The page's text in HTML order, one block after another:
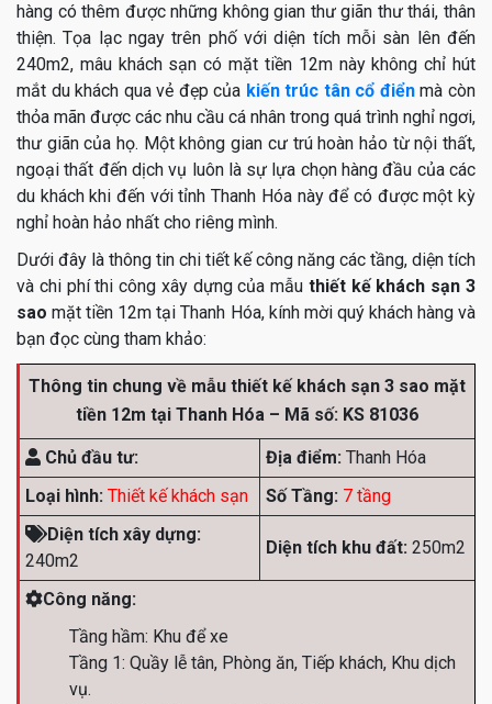
hàng có thêm được những không gian thư giãn thư thái, thân
thiện. Tọa lạc ngay trên phố với diện tích mỗi sàn lên đến
240m2, mâu khách sạn có mặt tiền 12m này không chỉ hút
mắt du khách qua vẻ đẹp của kiến trúc tân cổ điểnmà còn
thỏa mãn được các nhu cầu cá nhân trong quá trình nghỉ ngơi,
thư giãn của họ. Một không gian cư trú hoàn hảo từ nội thất,
ngoại thất đến dịch vụ luôn là sự lựa chọn hàng đầu của các
du khách khi đến với tỉnh Thanh Hóa này để có được một kỳ
nghỉ hoàn hảo nhất cho riêng mình.
Dưới đây là thông tin chi tiết kế công năng các tầng, diện tích
và chi phí thi công xây dựng của mẫu thiết kế khách sạn 3
sao mặt tiền 12m tại Thanh Hóa, kính mời quý khách hàng và
bạn đọc cùng tham khảo:
Thông tin chung về mẫu thiết kế khách sạn 3 sao mặt
tiền 12m tại Thanh Hóa – Mã số: KS 81036
Chủ đầu tư: Địa điểm: Thanh Hóa
Loại hình: Thiết kế khách sạn Số Tầng: 7 tầng
Diện tích xây dựng:
240m2
Diện tích khu đất: 250m2
Công năng:
Tầng hầm: Khu để xe
Tầng 1: Quầy lễ tân, Phòng ăn, Tiếp khách, Khu dịch
vụ.